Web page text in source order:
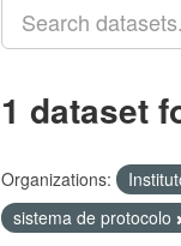
1 dataset
Organizations:
sistema de protocolo